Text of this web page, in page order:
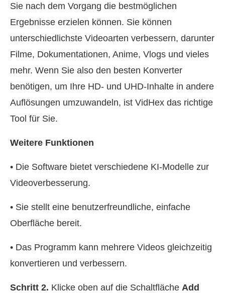
Sie nach dem Vorgang die bestmöglichen
Ergebnisse erzielen können. Sie können
unterschiedlichste Videoarten verbessern, darunter
Filme, Dokumentationen, Anime, Vlogs und vieles
mehr. Wenn Sie also den besten Konverter
benötigen, um Ihre HD- und UHD-Inhalte in andere
Auflösungen umzuwandeln, ist VidHex das richtige
Tool für Sie.
Weitere Funktionen
• Die Software bietet verschiedene KI-Modelle zur
Videoverbesserung.
• Sie stellt eine benutzerfreundliche, einfache
Oberfläche bereit.
• Das Programm kann mehrere Videos gleichzeitig
konvertieren und verbessern.
Schritt 2. Klicke oben auf die Schaltfläche Add